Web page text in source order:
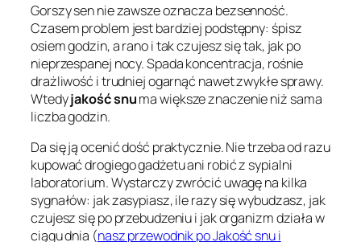
Gorszy sen nie zawsze oznacza bezsenność.
Czasem problem jest bardziej podstępny: śpisz
osiem godzin, a rano i tak czujesz się tak, jak po
nieprzespanej nocy. Spada koncentracja, rośnie
drażliwość i trudniej ogarnąć nawet zwykłe sprawy.
Wtedyjakość snuma większe znaczenie niż sama
liczba godzin.
Da się ją ocenić dość praktycznie. Nie trzeba od razu
kupować drogiego gadżetu ani robić z sypialni
laboratorium. Wystarczy zwrócić uwagę na kilka
sygnałów: jak zasypiasz, ile razy się wybudzasz, jak
czujesz się po przebudzeniu i jak organizm działa w
ciągu dnia (nasz przewodnik po Jakość snu i